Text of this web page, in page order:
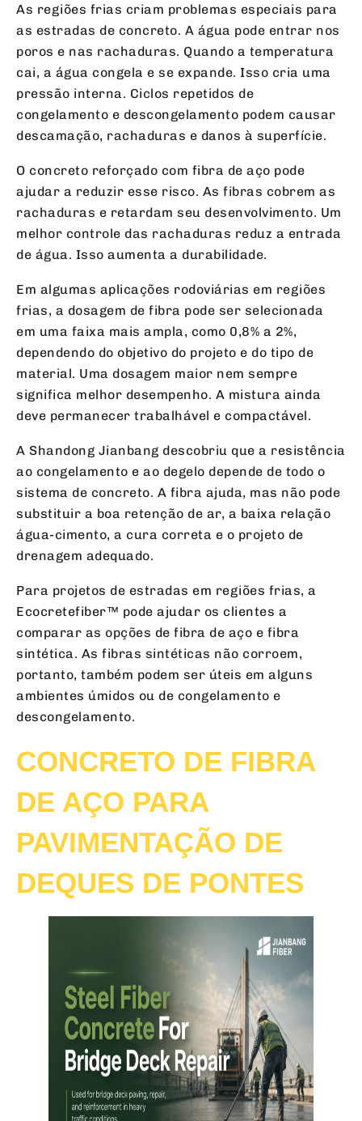
As regiões frias criam problemas especiais para
as estradas de concreto. A água pode entrar nos
poros e nas rachaduras. Quando a temperatura
cai, a água congela e se expande. Isso cria uma
pressão interna. Ciclos repetidos de
congelamento e descongelamento podem causar
descamação, rachaduras e danos à superfície.
O concreto reforçado com fibra de aço pode
ajudar a reduzir esse risco. As fibras cobrem as
rachaduras e retardam seu desenvolvimento. Um
melhor controle das rachaduras reduz a entrada
de água. Isso aumenta a durabilidade.
Em algumas aplicações rodoviárias em regiões
frias, a dosagem de fibra pode ser selecionada
em uma faixa mais ampla, como 0,8% a 2%,
dependendo do objetivo do projeto e do tipo de
material. Uma dosagem maior nem sempre
significa melhor desempenho. A mistura ainda
deve permanecer trabalhável e compactável.
A Shandong Jianbang descobriu que a resistência
ao congelamento e ao degelo depende de todo o
sistema de concreto. A fibra ajuda, mas não pode
substituir a boa retenção de ar, a baixa relação
água-cimento, a cura correta e o projeto de
drenagem adequado.
Para projetos de estradas em regiões frias, a
Ecocretefiber™ pode ajudar os clientes a
comparar as opções de fibra de aço e fibra
sintética. As fibras sintéticas não corroem,
portanto, também podem ser úteis em alguns
ambientes úmidos ou de congelamento e
descongelamento.
CONCRETO DE FIBRA
DE AÇO PARA
PAVIMENTAÇÃO DE
DEQUES DE PONTES